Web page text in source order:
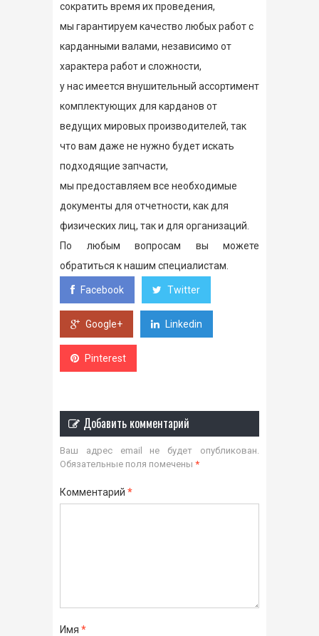
сократить время их проведения,
мы гарантируем качество любых работ с
карданными валами, независимо от
характера работ и сложности,
у нас имеется внушительный ассортимент
комплектующих для карданов от
ведущих мировых производителей, так
что вам даже не нужно будет искать
подходящие запчасти,
мы предоставляем все необходимые
документы для отчетности, как для
физических лиц, так и для организаций.
По любым вопросам вы можете
обратиться к нашим специалистам.
Facebook Twitter
Google+ Linkedin
Pinterest
Добавить комментарий
Ваш адрес email не будет опубликован.
Обязательные поля помечены *
Комментарий *
Имя *